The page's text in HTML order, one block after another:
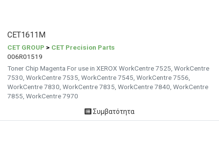
CET1611M
CET GROUP > CET Precision Parts
006R01519
Toner Chip Magenta For use in XEROX WorkCentre 7525, WorkCentre
7530, WorkCentre 7535, WorkCentre 7545, WorkCentre 7556,
WorkCentre 7830, WorkCentre 7835, WorkCentre 7840, WorkCentre
7855, WorkCentre 7970
Συμβατότητα